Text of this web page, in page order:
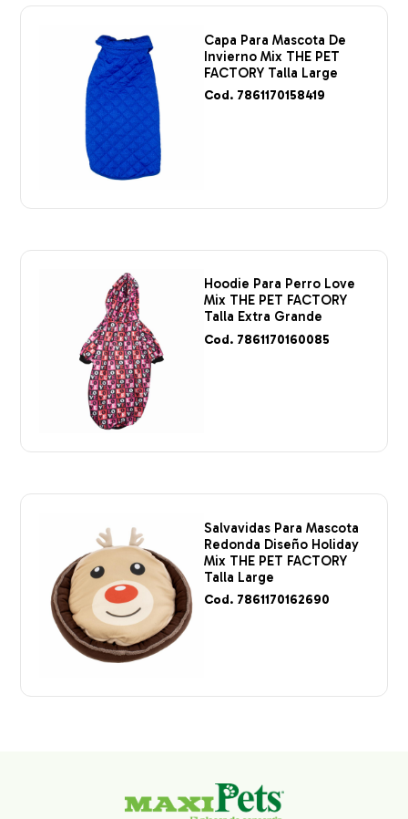
Capa Para Mascota De
Invierno Mix THE PET
FACTORY Talla Large
Cod. 7861170158419
Hoodie Para Perro Love
Mix THE PET FACTORY
Talla Extra Grande
Cod. 7861170160085
Salvavidas Para Mascota
Redonda Diseño Holiday
Mix THE PET FACTORY
Talla Large
Cod. 7861170162690